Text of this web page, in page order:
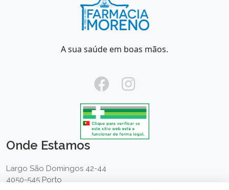
A sua saúde em boas mãos.
Onde Estamos
Largo São Domingos 42-44
4050-545 Porto